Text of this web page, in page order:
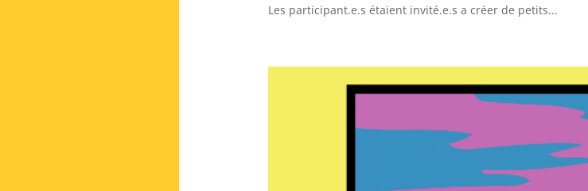
Les participant.e.s étaient invité.e.s a créer de petits...